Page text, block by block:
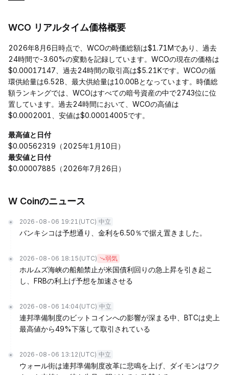
WCO リアルタイム価格概要
2026年8月6日時点で、WCOの時価総額は$1.71Mであり、過去
24時間で-3.60%の変動を記録しています。WCOの現在の価格は
$0.00017147、過去24時間の取引高は$5.21Kです。WCOの循
環供給量は6.52B、最大供給量は10.00Bとなっています。時価総
額ランキングでは、WCOはすべての暗号資産の中で2743位に位
置しています。過去24時間において、WCOの高値は
$0.0002001、安値は$0.00014005です。
最高値と日付
$0.00562319（2025年1月10日）
最安値と日付
$0.00007885（2026年7月26日）
W Coinのニュース
2026-08-06 19:21 (UTC) 中立
バンキシコは予想通り、金利を6.50％で据え置きました。
2026-08-06 18:15 (UTC) 弱気
ホルムズ海峡の船舶禁止が米国債利回りの急上昇を引き起こ
し、FRBの利上げ予想を加速させる
2026-08-06 14:04 (UTC) 中立
連邦準備制度のビットコインへの影響が深まる中、BTCは史上
最高値から49%下落して取引されている
2026-08-06 13:12 (UTC) 中立
ウォール街は連邦準備制度改革に悲鳴を上げ、ダイモンはワク